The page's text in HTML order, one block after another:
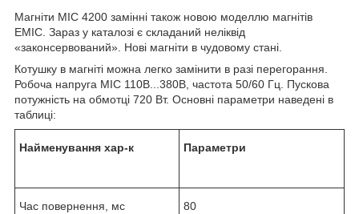
Магніти МІС 4200 замінні також новою моделлю магнітів
ЕМІС. Зараз у каталозі є складаний неліквід
«законсервований». Нові магніти в чудовому стані.
Котушку в магніті можна легко замінити в разі перегорання.
Робоча напруга МІС 110В...380В, частота 50/60 Гц. Пускова
потужність на обмотці 720 Вт. Основні параметри наведені в
таблиці:
Найменування хар-к Параметри
Час повернення, мс 80